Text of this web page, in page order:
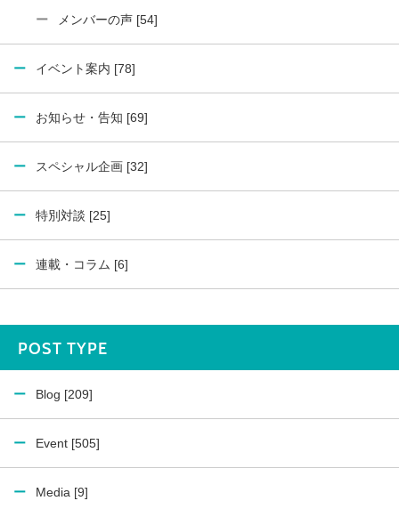
メンバーの声 [54]
イベント案内 [78]
お知らせ・告知 [69]
スペシャル企画 [32]
特別対談 [25]
連載・コラム [6]
POST TYPE
Blog [209]
Event [505]
Media [9]